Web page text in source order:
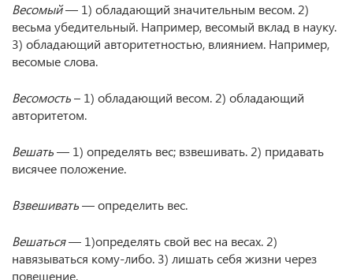
Весомый— 1) обладающий значительным весом. 2)
весьма убедительный. Например, весомый вклад в науку.
3) обладающий авторитетностью, влиянием. Например,
весомые слова.
Весомость– 1) обладающий весом. 2) обладающий
авторитетом.
Вешать— 1) определять вес; взвешивать. 2) придавать
висячее положение.
Взвешивать— определить вес.
Вешаться— 1)определять свой вес на весах. 2)
навязываться кому-либо. 3) лишать себя жизни через
повешение.